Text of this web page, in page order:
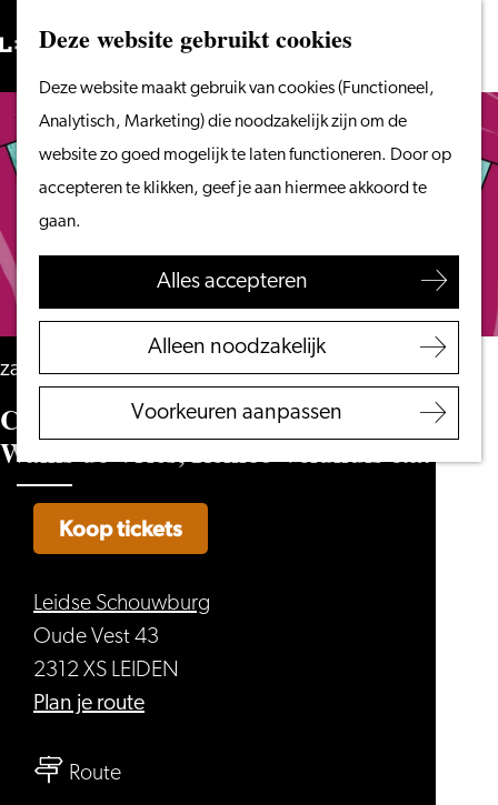
Deze website gebruikt cookies
Deze website maakt gebruik van cookies (Functioneel,
Analytisch, Marketing) die noodzakelijk zijn om de
website zo goed mogelijk te laten functioneren. Door op
accepteren te klikken, geef je aan hiermee akkoord te
gaan.
Alles accepteren
Alleen noodzakelijk
Voorkeuren aanpassen
Ga
naar
de
homepage
Menu
ZoekenVanaf het water
wandelen
Winkelen
Eten & drinken
Met kinderen
VVV Leiden
Bereikbaarheid
Regio Leiden
Zoeken
zaterdag 19 september
Cringe – Johan Goossens, Sanne
Wallis de Vries, Remco Veldhuis e.a.
Leidse Schouwburg
Oude Vest 43
2312 XS LEIDEN
Plan je routenaar
Routenaar
Koop tickets